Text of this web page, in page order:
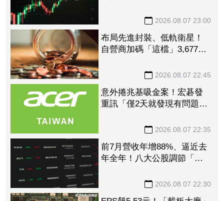
2026.08.07 23:00
布局先進封裝、低軌衛星！
自營商加碼「這檔」3,677萬
2026.08.07 22:45
意外捲兆基吸金案！宏碁發
重訊「僅2天就發現有問題」
2026.08.07 22:35
前7月營收年增88%、逼近去
年全年！八大公股調節「這
2026.08.07 22:30